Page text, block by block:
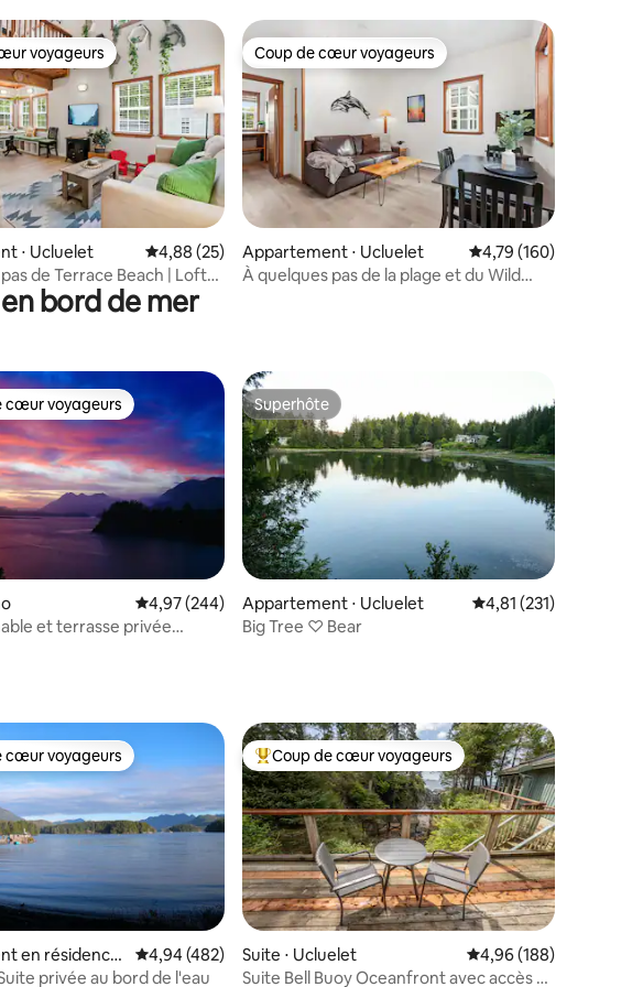
base de 380 commentaires : 4,73 sur 5
voyageurs
voyageurs
⋅ Ucluelet Évaluation moyenne sur la base de 25 commentaires : 4,88 sur 5
4,88 (25)
de Terrace Beach | Loft
les animaux
Coup de cœur voyageurs
Coup de cœur voyageurs
Appartement ⋅ Ucluelet Évaluation moyenne
4,79 (160)
À quelques pas de la plage et du Wild
bord de mer
base de 110 commentaires : 4,87 sur 5
voyageurs les plus appréciés
cœur voyageurs
Évaluation moyenne sur la base de 244 commentaires : 4,97 sur 5
4,97 (244)
et terrasse privée
Superhôte
Superhôte
Appartement ⋅ Ucluelet Évaluation moyenne
4,81 (231)
Big Tree ♡ Bear
voyageurs les plus appréciés
cœur voyageurs
en résidence
Évaluation moyenne sur la base de 482 commentaires : 4,94 sur 5
4,94 (482)
privée au bord de l'eau
Coups de cœur voyageurs les plus appréciés
Coup de cœur voyageurs
Suite ⋅ Ucluelet Évaluation moyenne
4,96 (188)
Suite Bell Buoy Oceanfront avec accès à